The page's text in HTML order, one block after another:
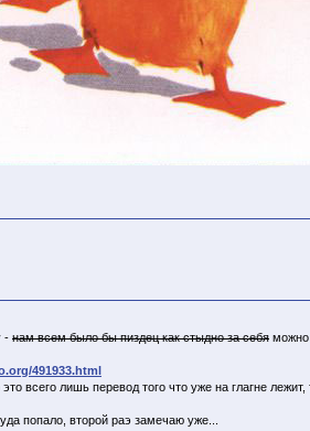
- нам всем было бы пиздец как стыдно за себя можно
491933.html
всего лишь перевод того что уже на глагне лежит,
попало, второй раэ замечаю уже...